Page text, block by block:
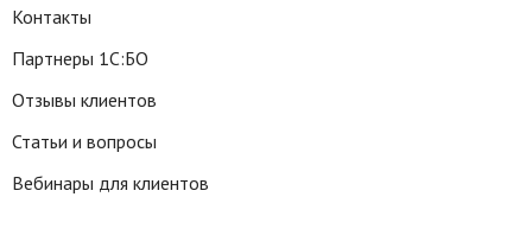
Контакты
Партнеры 1С:БО
Отзывы клиентов
Статьи и вопросы
Вебинары для клиентов